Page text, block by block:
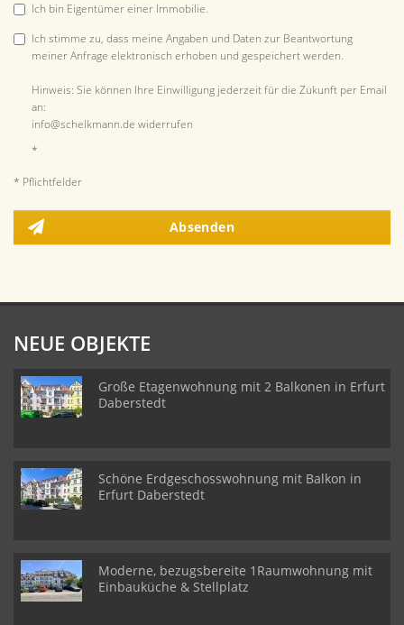
Ich bin Eigentümer einer Immobilie.
Ich stimme zu, dass meine Angaben und Daten zur Beantwortung
meiner Anfrage elektronisch erhoben und gespeichert werden.
Hinweis: Sie können Ihre Einwilligung jederzeit für die Zukunft per Email
an:
info@schelkmann.de widerrufen
*
* Pflichtfelder
Absenden
NEUE OBJEKTE
Große Etagenwohnung mit 2 Balkonen in Erfurt
Daberstedt
Schöne Erdgeschosswohnung mit Balkon in
Erfurt Daberstedt
Moderne, bezugsbereite 1Raumwohnung mit
Einbauküche & Stellplatz